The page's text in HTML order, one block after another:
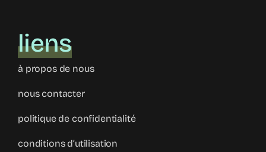
liens
à propos de nous
nous contacter
politique de confidentialité
conditions d’utilisation